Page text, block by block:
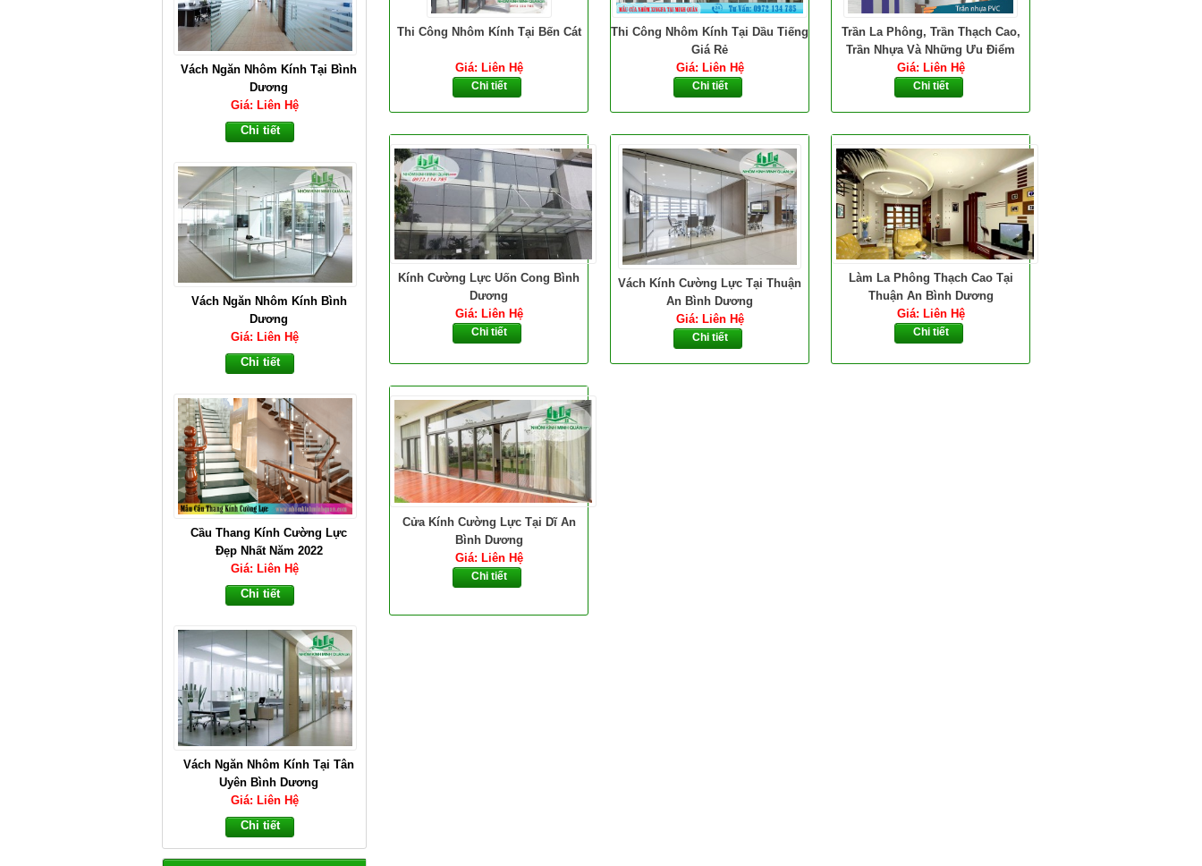
Thi Công Nhôm Kính Tại Bến Cát
Giá: Liên Hệ
Chi tiết
Thi Công Nhôm Kính Tại Dầu Tiếng
Giá Rẻ
Giá: Liên Hệ
Chi tiết
Trần La Phông, Trần Thạch Cao,
Trần Nhựa Và Những Ưu Điểm
Giá: Liên Hệ
Chi tiết
Kính Cường Lực Uốn Cong Bình
Dương
Giá: Liên Hệ
Chi tiết
Vách Kính Cường Lực Tại Thuận
An Bình Dương
Giá: Liên Hệ
Chi tiết
Làm La Phông Thạch Cao Tại
Thuận An Bình Dương
Giá: Liên Hệ
Chi tiết
Cửa Kính Cường Lực Tại Dĩ An
Bình Dương
Giá: Liên Hệ
Chi tiết
Vách Ngăn Nhôm Kính Tại Bình
Dương
Giá: Liên Hệ
Chi tiết
Vách Ngăn Nhôm Kính Bình
Dương
Giá: Liên Hệ
Chi tiết
Cầu Thang Kính Cường Lực
Đẹp Nhất Năm 2022
Giá: Liên Hệ
Chi tiết
Vách Ngăn Nhôm Kính Tại Tân
Uyên Bình Dương
Giá: Liên Hệ
Chi tiết